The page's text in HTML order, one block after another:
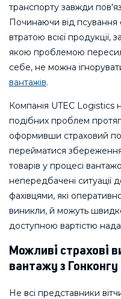
транспорту завжди
Починаючи від псування
втратою всієї продукції,
якою проблемою
себе, не можна
вантажів.
Компанія UTEC Logistics
подібних проблем
оформивши страховий
перейматися
товарів у процесі
непередбачені ситуації
фахівцями, які
виникли, й можуть
доступною вартістю
Можливі страхові
вантажу з Гонконгу
Не всі представники